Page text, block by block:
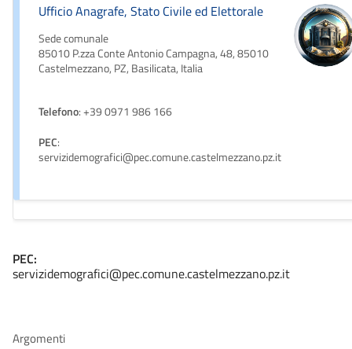
Ufficio Anagrafe, Stato Civile ed Elettorale
Sede comunale
85010 P.zza Conte Antonio Campagna, 48, 85010
Castelmezzano, PZ, Basilicata, Italia
Telefono: +39 0971 986 166
PEC:
servizidemografici@pec.comune.castelmezzano.pz.it
PEC:
servizidemografici@pec.comune.castelmezzano.pz.it
Argomenti